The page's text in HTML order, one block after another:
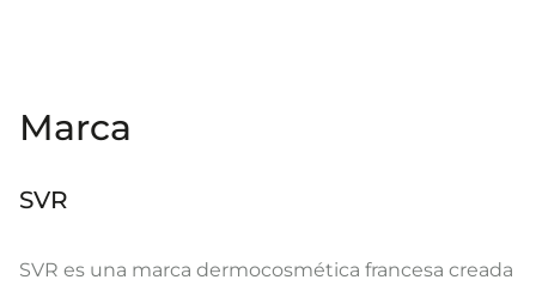
Marca
SVR
SVR es una marca dermocosmética francesa creada